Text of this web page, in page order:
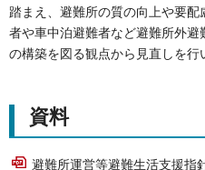
踏まえ、避難所の質の向上や要
者や車中泊避難者など避難所外避
の構築を図る観点から見直しを行
資料
避難所運営等避難生活支援指